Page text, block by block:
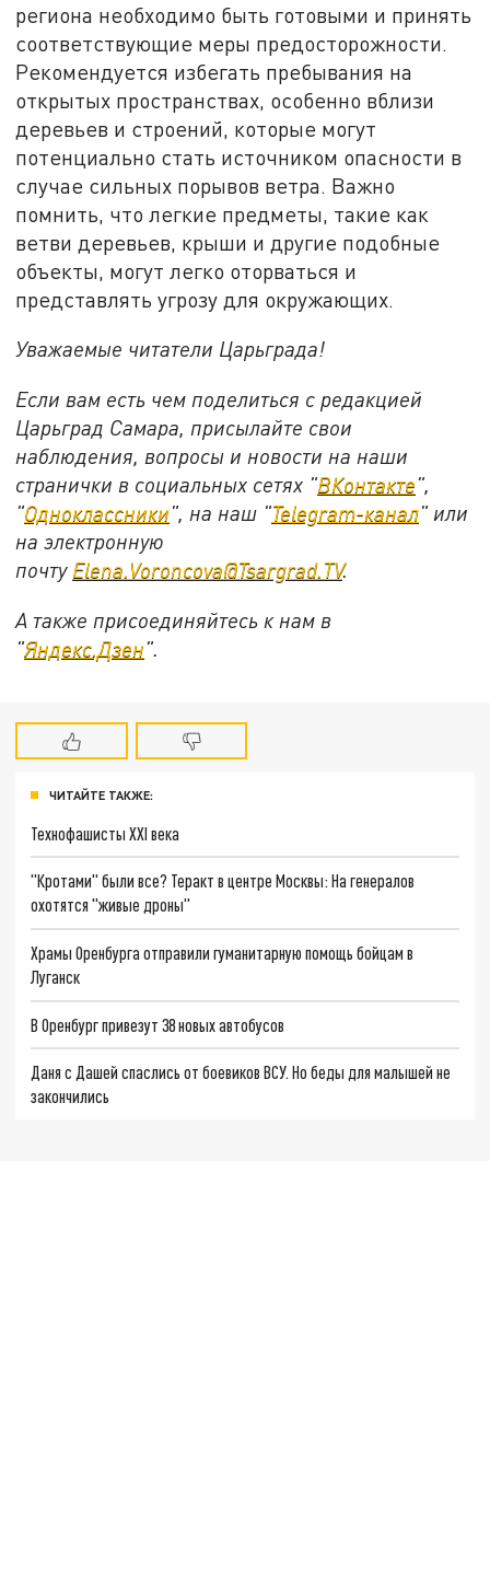
региона необходимо быть готовыми и принять
соответствующие меры предосторожности.
Рекомендуется избегать пребывания на
открытых пространствах, особенно вблизи
деревьев и строений, которые могут
потенциально стать источником опасности в
случае сильных порывов ветра. Важно
помнить, что легкие предметы, такие как
ветви деревьев, крыши и другие подобные
объекты, могут легко оторваться и
представлять угрозу для окружающих.
Уважаемые читатели Царьграда!
Если вам есть чем поделиться с редакцией
Царьград Самара, присылайте свои
наблюдения, вопросы и новости на наши
странички в социальных сетях "ВКонтакте",
"Одноклассники", на наш "Telegram-канал" или
на электронную
почту Elena.Voroncova@Tsargrad.TV.
А также присоединяйтесь к нам в
"Яндекс.Дзен".
ЧИТАЙТЕ ТАКЖЕ:
Технофашисты XXI века
"Кротами" были все? Теракт в центре Москвы: На генералов
охотятся "живые дроны"
Храмы Оренбурга отправили гуманитарную помощь бойцам в
Луганск
В Оренбург привезут 38 новых автобусов
Даня с Дашей спаслись от боевиков ВСУ. Но беды для малышей не
закончились